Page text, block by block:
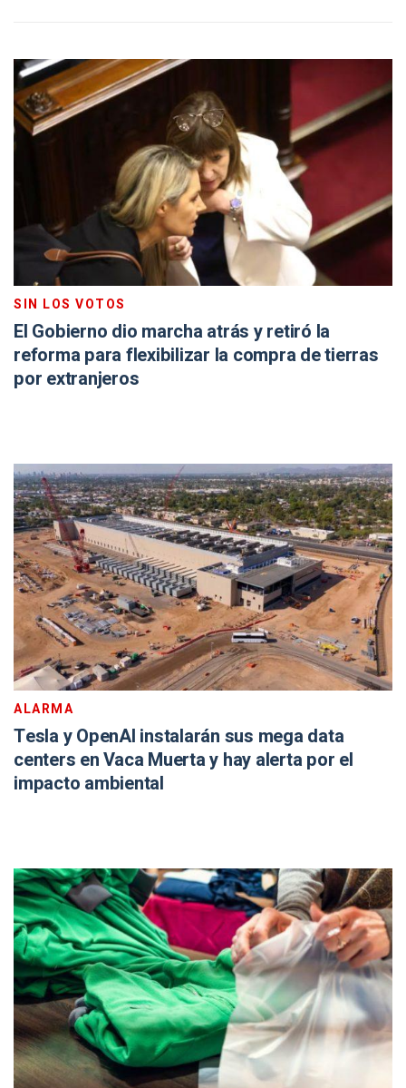
SIN LOS VOTOS
El Gobierno dio marcha atrás y retiró la
reforma para flexibilizar la compra de tierras
por extranjeros
ALARMA
Tesla y OpenAI instalarán sus mega data
centers en Vaca Muerta y hay alerta por el
impacto ambiental